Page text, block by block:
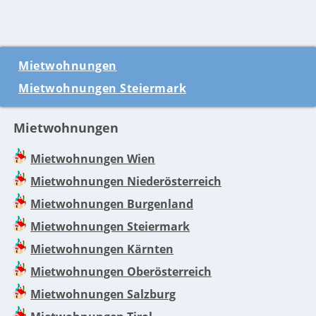
Mietwohnungen
Mietwohnungen Steiermark
Mietwohnungen
Mietwohnungen Wien
Mietwohnungen Niederösterreich
Mietwohnungen Burgenland
Mietwohnungen Steiermark
Mietwohnungen Kärnten
Mietwohnungen Oberösterreich
Mietwohnungen Salzburg